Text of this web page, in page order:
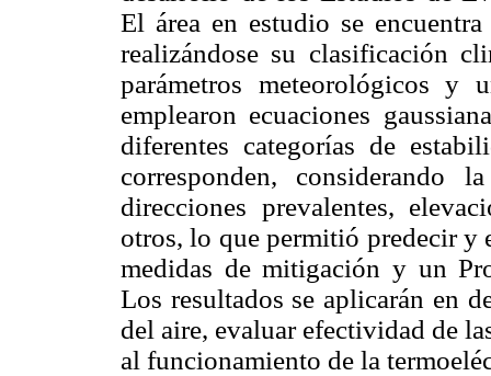
El área en estudio se
realizándose su clasificación
parámetros meteorológicos y
emplearon ecuaciones
diferentes categorías de
corresponden,
direcciones prevalentes,
otros, lo que permitió predecir y
medidas de mitigación y un
Los resultados se aplicarán en
del aire, evaluar efectividad de
al funcionamiento de la